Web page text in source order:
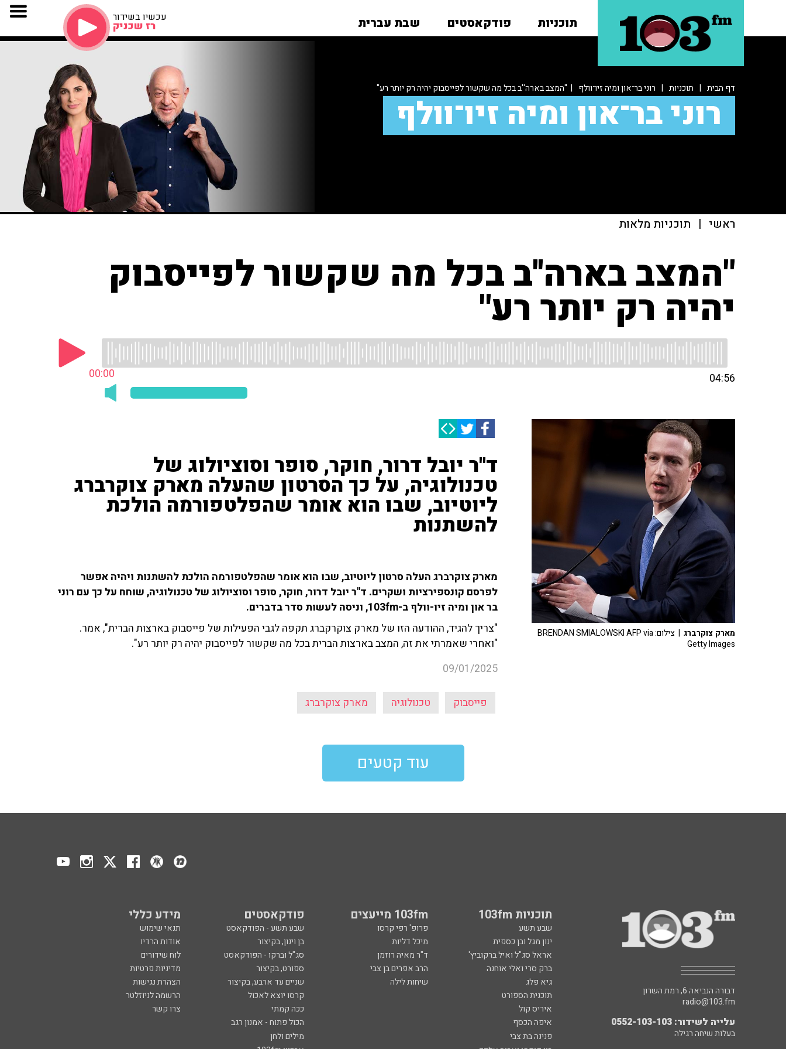
תוכניות פודקאסטים שבת עברית עכשיו בשידור
רז שכניק
דף הבית | תוכניות | רוני בר־און ומיה זיו־וולף | "המצב בארה''ב בכל מה שקשור לפייסבוק יהיה רק יותר רע"
רוני בר־און ומיה זיו־וולף
ראשי | תוכניות מלאות
"המצב בארה''ב בכל מה שקשור לפייסבוק
יהיה רק יותר רע"
00:00 04:56
ד''ר יובל דרור, חוקר, סופר וסוציולוג של
טכנולוגיה, על כך הסרטון שהעלה מארק צוקרברג
ליוטיוב, שבו הוא אומר שהפלטפורמה הולכת
להשתנות
מארק צוקרברג העלה סרטון ליוטיוב, שבו הוא אומר שהפלטפורמה הולכת להשתנות ויהיה אפשר
לפרסם קונספירציות ושקרים. ד''ר יובל דרור, חוקר, סופר וסוציולוג של טכנולוגיה, שוחח על כך עם רוני
בר און ומיה זיו-וולף ב-103fm, וניסה לעשות סדר בדברים.
"צריך להגיד, ההודעה הזו של מארק צוקרקברג תקפה לגבי הפעילות של פייסבוק בארצות הברית", אמר.
"ואחרי שאמרתי את זה, המצב בארצות הברית בכל מה שקשור לפייסבוק יהיה רק יותר רע".
09/01/2025
פייסבוק טכנולוגיה מארק צוקרברג
מארק צוקרברג
| צילום: BRENDAN SMIALOWSKI AFP via
Getty Images
עוד קטעים
תוכניות 103fm 103fm מייעצים פודקאסטים מידע כללי
שבע תשע פרופ' רפי קרסו שבע תשע - הפודקאסט
תנאי שימוש
ינון מגל ובן כספית
מיכל דליות בן וינון, בקיצור
אודות הרדיו
אראל סג"ל ואיל ברקוביץ'
ד"ר מאיה רוזמן סג"ל וברקו - הפודקאסט
לוח שידורים
ברק סרי ואלי אוחנה
הרב אפרים בן צבי ספורט, בקיצור
מדיניות פרטיות
גיא פלג
שיחות לילה שניים עד ארבע, בקיצור
הצהרת נגישות
תוכנית הספורט
קרסו יוצא לאכול
הרשמה לניוזלטר
איריס קול
ככה קמתי
צרו קשר
איפה הכסף
הכול פתוח - אמנון רגב
פנינה בת צבי
מילים ולחן
דבורה הנביאה 6, רמת השרון
radio@103.fm
עלייה לשידור: 0552-103-103
בעלות שיחה רגילה